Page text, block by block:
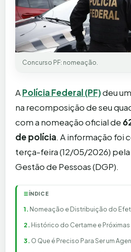
Concurso PF: nomeação.
APolícia Federal (PF)deu
na recomposição de seu
com a nomeação oficial de
de polícia. A informação foi
terça-feira (12/05/2026)
Gestão de Pessoas (DGP).
☰ÍNDICE
Nomeação e Distribuição do
Histórico do Certame e
O Que é Preciso Para Ser um